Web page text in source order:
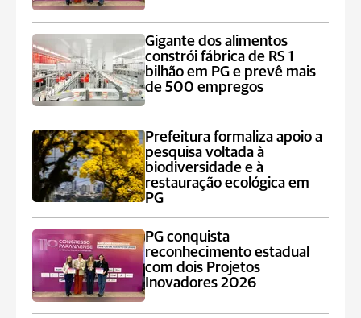
Gigante dos alimentos
constrói fábrica de RS 1
bilhão em PG e prevê mais
de 500 empregos
Prefeitura formaliza apoio a
pesquisa voltada à
biodiversidade e à
restauração ecológica em
PG
PG conquista
reconhecimento estadual
com dois Projetos
Inovadores 2026